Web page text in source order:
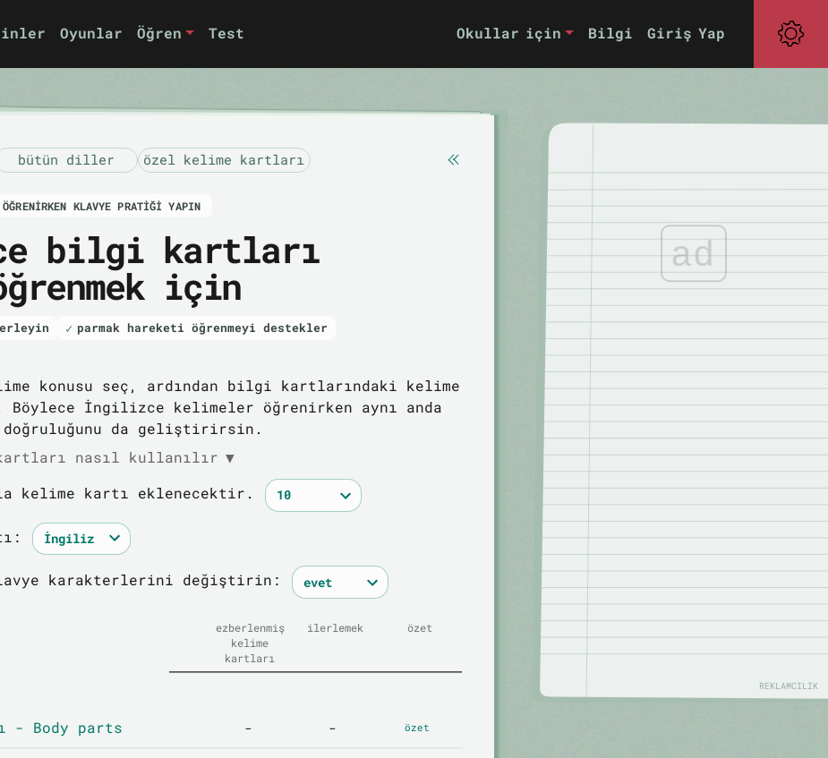
Oyunlar Öğren Test Okullar için Bilgi Giriş Yap
bütün diller özel kelime kartları
KLAVYE PRATIĞI YAPIN
bilgi kartları
için
parmak hareketi öğrenmeyi destekler
konusu seç, ardından bilgi kartlarındaki kelime
İngilizce kelimeler öğrenirken aynı anda
doğruluğunu da geliştirirsin.
nasıl kullanılır ▼
kelime kartı eklenecektir.
karakterlerini değiştirin:
ezberlenmiş
kelime
kartları
ilerlemek özet
- Body parts - - özet
ad
REKLAMCILIK